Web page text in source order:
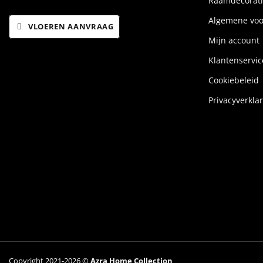
VLOEREN AANVRAAG
Algemene
Mijn account
Cookiebeleid
Copyright 2021-2026 ©Azra Home Collection